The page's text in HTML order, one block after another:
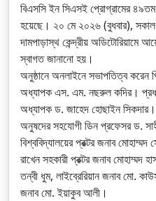
বিএসসি ইন সিএসই প্রোগ্রামের ৪৯তম
হয়েছে। ২০ মে ২০২৬ (বুধবার), সকাল
দামপাড়াস্থ কেন্দ্রীয় অডিটোরিয়ামে
স্বাগত জানানো হয়।
অনুষ্ঠানে অনলাইনে সভাপতিত্ব করেন
অধ্যাপক এস. এম. নছরুল কদির।
অধ্যাপক ড. জাহেদ হোছাইন
অনুষদের সহযোগী ডিন প্রফেসর ড.
বিশ্ববিদ্যালয়ের প্রক্টর জনাব
রাখেন সহকারী প্রক্টর জনাব মোহাম্মদ
তন্বী ধুম, লাইব্রেরিয়ান জনাব মো.
জনাব মো. ইয়াকুব আলী।